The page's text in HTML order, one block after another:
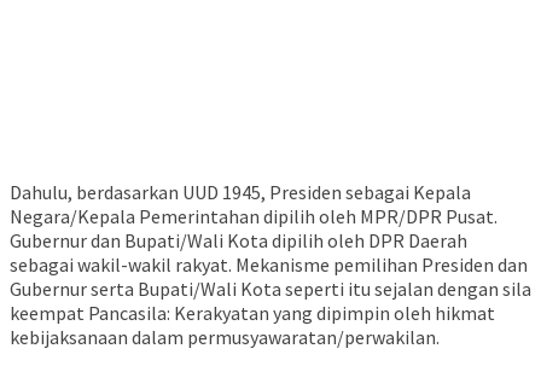
Dahulu, berdasarkan UUD 1945, Presiden sebagai Kepala
Negara/Kepala Pemerintahan dipilih oleh MPR/DPR Pusat.
Gubernur dan Bupati/Wali Kota dipilih oleh DPR Daerah
sebagai wakil-wakil rakyat. Mekanisme pemilihan Presiden dan
Gubernur serta Bupati/Wali Kota seperti itu sejalan dengan sila
keempat Pancasila: Kerakyatan yang dipimpin oleh hikmat
kebijaksanaan dalam permusyawaratan/perwakilan.